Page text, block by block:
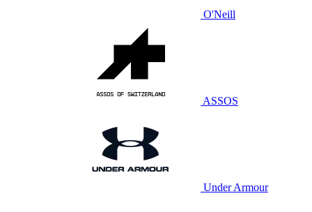
O'Neill
ASSOS
Under Armour